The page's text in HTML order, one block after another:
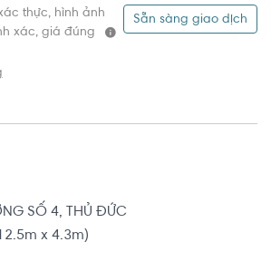
thực, hình ảnh
xác, giá đúng
Sẵn sàng giao dịch
SỐ 4, THỦ ĐỨC
x 4.3m)